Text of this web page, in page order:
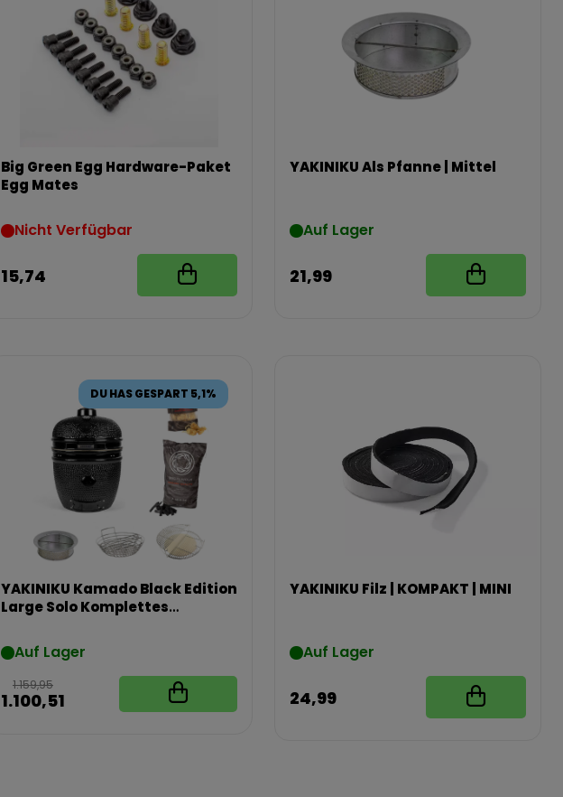
Big Green Egg Hardware-Paket
Egg Mates
Nicht Verfügbar
15,74
YAKINIKU Als Pfanne | Mittel
Auf Lager
21,99
DU HAS GESPART 5,1%
YAKINIKU Kamado Black Edition
Large Solo Komplettes
Auf Lager
1.159,95
1.100,51
YAKINIKU Filz | KOMPAKT | MINI
Auf Lager
24,99